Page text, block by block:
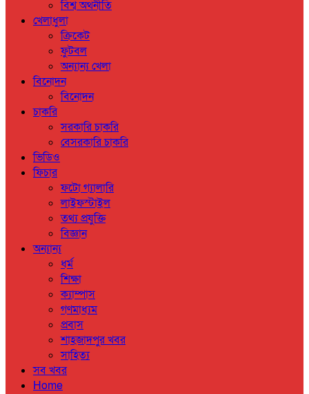
বিশ্ব অর্থনীতি
খেলাধুলা
ক্রিকেট
ফুটবল
অন্যান্য খেলা
বিনোদন
বিনোদন
চাকরি
সরকারি চাকরি
বেসরকারি চাকরি
ভিডিও
ফিচার
ফটো গ্যালারি
লাইফস্টাইল
তথ্য প্রযুক্তি
বিজ্ঞান
অন্যান্য
ধর্ম
শিক্ষা
ক্যাম্পাস
গণমাধ্যম
প্রবাস
শাহজাদপুর খবর
সাহিত্য
সব খবর
Home